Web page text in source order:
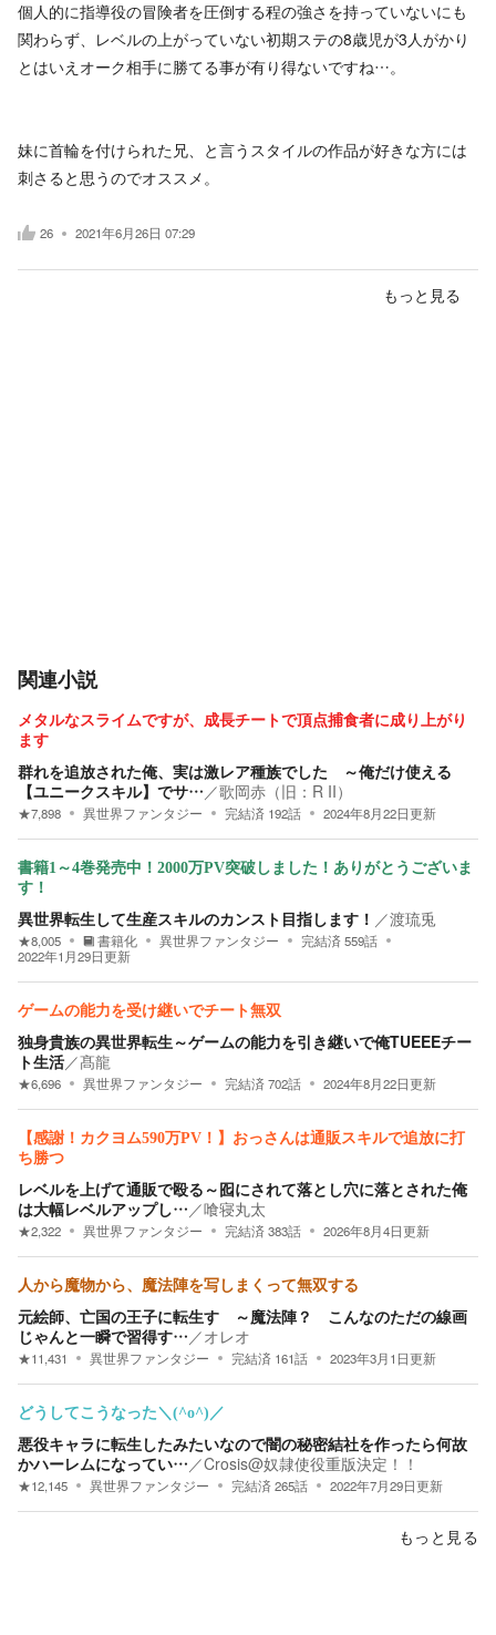
個人的に指導役の冒険者を圧倒する程の強さを持っていないにも
関わらず、レベルの上がっていない初期ステの8歳児が3人がかり
とはいえオーク相手に勝てる事が有り得ないですね…。
妹に首輪を付けられた兄、と言うスタイルの作品が好きな方には
刺さると思うのでオススメ。
26 2021年6月26日 07:29
もっと見る
関連小説
メタルなスライムですが、成長チートで頂点捕食者に成り上がり
ます
群れを追放された俺、実は激レア種族でした ～俺だけ使える
【ユニークスキル】でサ… ／歌岡赤（旧：R II）
★7,898 異世界ファンタジー 完結済 192話 2024年8月22日更新
書籍1～4巻発売中！2000万PV突破しました！ありがとうございま
す！
異世界転生して生産スキルのカンスト目指します！ ／渡琉兎
★8,005 書籍化 異世界ファンタジー 完結済 559話
2022年1月29日更新
ゲームの能力を受け継いでチート無双
独身貴族の異世界転生～ゲームの能力を引き継いで俺TUEEEチー
ト生活／髙龍
★6,696 異世界ファンタジー 完結済702話 2024年8月22日更新
【感謝！カクヨム590万PV！】おっさんは通販スキルで追放に打
ち勝つ
レベルを上げて通販で殴る～囮にされて落とし穴に落とされた俺
は大幅レベルアップし… ／喰寝丸太
★2,322 異世界ファンタジー 完結済383話 2026年8月4日更新
人から魔物から、魔法陣を写しまくって無双する
元絵師、亡国の王子に転生す ～魔法陣？ こんなのただの線画
じゃんと一瞬で習得す… ／オレオ
★11,431 異世界ファンタジー 完結済 161話 2023年3月1日更新
どうしてこうなった＼(^o^)／
悪役キャラに転生したみたいなので闇の秘密結社を作ったら何故
かハーレムになってい… ／Crosis@奴隷使役重版決定！！
★12,145 異世界ファンタジー 完結済265話 2022年7月29日更新
もっと見る